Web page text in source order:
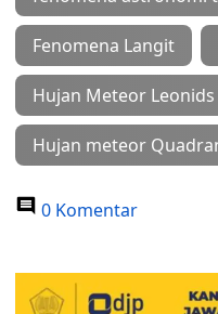
Fenomena Langit
Hujan Meteor Leonids
Hujan meteor
0 Komentar